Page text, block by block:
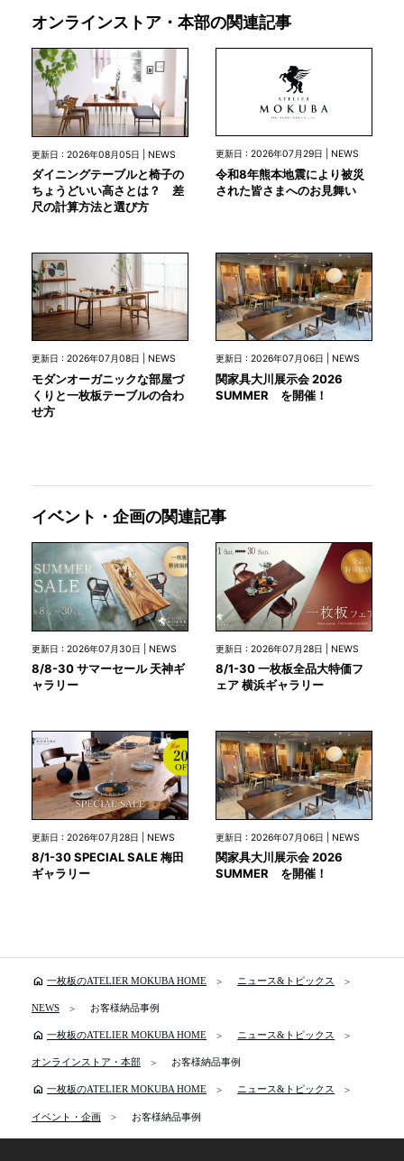
オンラインストア・本部の関連記事
更新日 : 2026年08月05日 | NEWS
ダイニングテーブルと椅子の
ちょうどいい高さとは？ 差
尺の計算方法と選び方
更新日 : 2026年07月29日 | NEWS
令和8年熊本地震により被災
された皆さまへのお見舞い
更新日 : 2026年07月08日 | NEWS
モダンオーガニックな部屋づ
くりと一枚板テーブルの合わ
せ方
更新日 : 2026年07月06日 | NEWS
関家具大川展示会 2026
SUMMER を開催！
イベント・企画の関連記事
更新日 : 2026年07月30日 | NEWS
8/8-30 サマーセール 天神ギ
ャラリー
更新日 : 2026年07月28日 | NEWS
8/1-30 一枚板全品大特価フ
ェア 横浜ギャラリー
更新日 : 2026年07月28日 | NEWS
8/1-30 SPECIAL SALE 梅田
ギャラリー
更新日 : 2026年07月06日 | NEWS
関家具大川展示会 2026
SUMMER を開催！
home 一枚板のATELIER MOKUBA HOME ニュース&トピックス
NEWS お客様納品事例
home 一枚板のATELIER MOKUBA HOME ニュース&トピックス
オンラインストア・本部 お客様納品事例
home 一枚板のATELIER MOKUBA HOME ニュース&トピックス
イベント・企画 お客様納品事例